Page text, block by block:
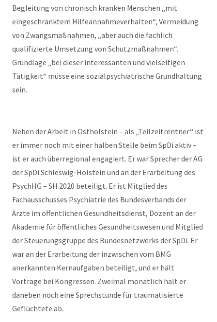
Begleitung von chronisch kranken Menschen „mit
eingeschränktem Hilfeannahmeverhalten“, Vermeidung
von Zwangsmaßnahmen, „aber auch die fachlich
qualifizierte Umsetzung von Schutzmaßnahmen“.
Grundlage „bei dieser interessanten und vielseitigen
Tätigkeit“ müsse eine sozialpsychiatrische Grundhaltung
sein.
Neben der Arbeit in Ostholstein – als „Teilzeitrentner“ ist
er immer noch mit einer halben Stelle beim SpDi aktiv –
ist er auch überregional engagiert. Er war Sprecher der AG
der SpDi Schleswig-Holstein und an der Erarbeitung des
PsychHG – SH 2020 beteiligt. Er ist Mitglied des
Fachausschusses Psychiatrie des Bundesverbands der
Ärzte im öffentlichen Gesundheitsdienst, Dozent an der
Akademie für öffentliches Gesundheitswesen und Mitglied
der Steuerungsgruppe des Bundesnetzwerks der SpDi. Er
war an der Erarbeitung der inzwischen vom BMG
anerkannten Kernaufgaben beteiligt, und er hält
Vorträge bei Kongressen. Zweimal monatlich hält er
daneben noch eine Sprechstunde für traumatisierte
Geflüchtete ab.